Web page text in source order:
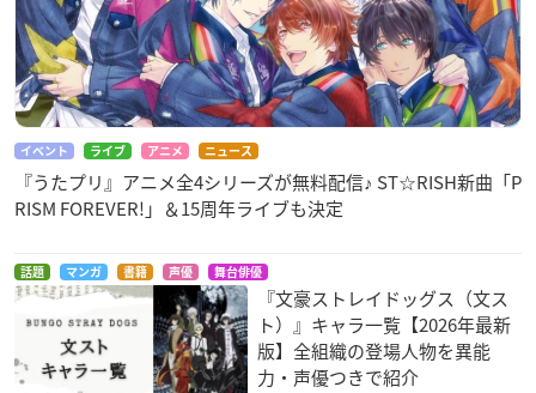
イベント ライブ アニメ ニュース
『うたプリ』アニメ全4シリーズが無料配信♪ ST☆RISH新曲「P
RISM FOREVER!」＆15周年ライブも決定
話題 マンガ 書籍 声優 舞台俳優
『文豪ストレイドッグス（文ス
ト）』キャラ一覧【2026年最新
版】全組織の登場人物を異能
力・声優つきで紹介